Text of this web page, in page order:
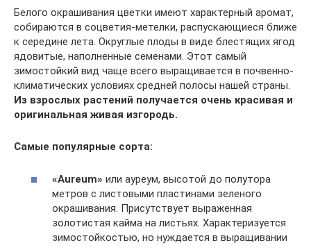
Белого окрашивания цветки имеют характерный аромат,
собираются в соцветия-метелки, распускающиеся ближе
к середине лета. Округлые плоды в виде блестящих ягод
ядовитые, наполненные семенами. Этот самый
зимостойкий вид чаще всего выращивается в почвенно-
климатических условиях средней полосы нашей страны.
Из взрослых растений получается очень красивая и
оригинальная живая изгородь.
Самые популярные сорта:
«Aureum» или ауреум, высотой до полутора
метров с листовыми пластинами зеленого
окрашивания. Присутствует выраженная
золотистая кайма на листьях. Характеризуется
зимостойкостью, но нуждается в выращивании